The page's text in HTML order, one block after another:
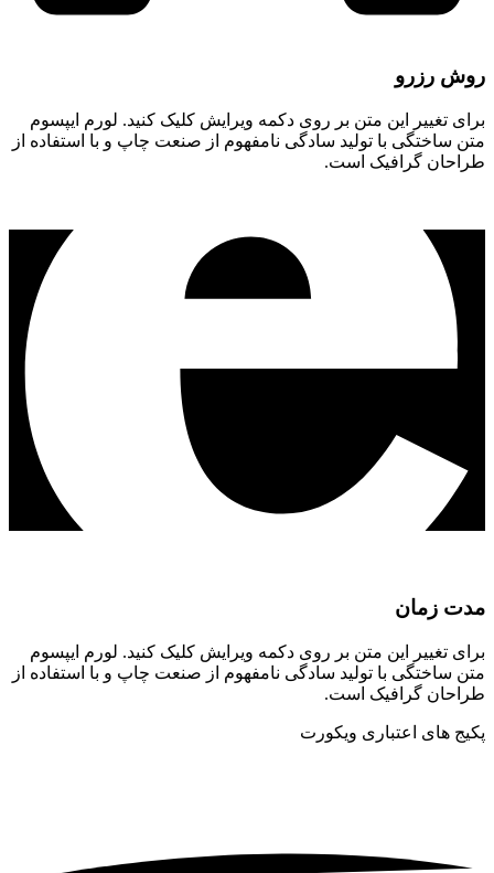
روش رزرو
برای تغییر این متن بر روی دکمه ویرایش کلیک کنید. لورم ایپسوم
متن ساختگی با تولید سادگی نامفهوم از صنعت چاپ و با استفاده از
طراحان گرافیک است.​
مدت زمان
برای تغییر این متن بر روی دکمه ویرایش کلیک کنید. لورم ایپسوم
متن ساختگی با تولید سادگی نامفهوم از صنعت چاپ و با استفاده از
طراحان گرافیک است.
پکیج های اعتباری ویکورت